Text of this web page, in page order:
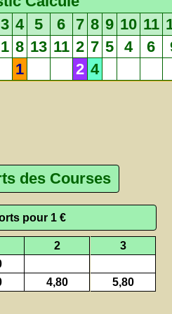
3 4 5 6 7 8 9 10 11
1 8 13 11 2 7 5 4 6
1 2 4
des Courses
pour 1 €
2
3
4,80 5,80